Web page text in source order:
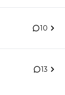
10
13